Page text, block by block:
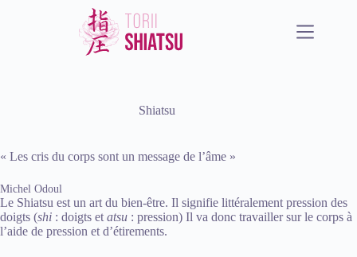
Shiatsu
« Les cris du corps sont un message de l’âme »
Michel Odoul
Le Shiatsu est un art du bien-être. Il signifie littéralement pression des
doigts (shi : doigts et atsu : pression) Il va donc travailler sur le corps à
l’aide de pression et d’étirements.